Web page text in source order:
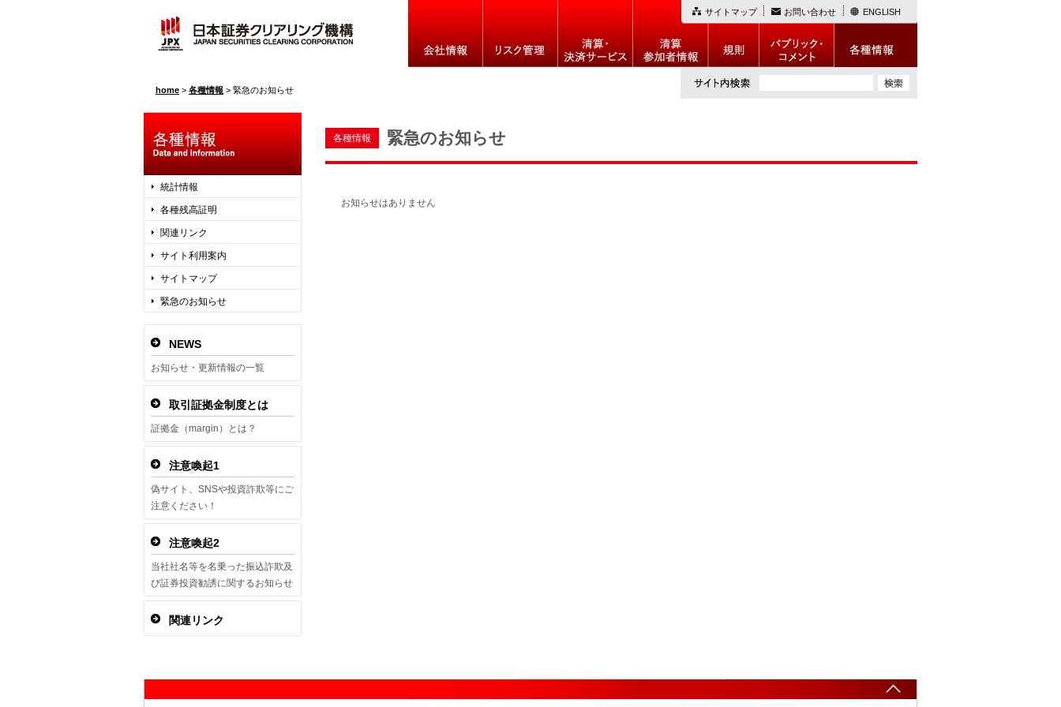
サイトマップ お問い合わせ ENGLISH
home > 各種情報 > 緊急のお知らせ
各種情報 緊急のお知らせ
お知らせはありません
統計情報
各種残高証明
関連リンク
サイト利用案内
サイトマップ
緊急のお知らせ
NEWS
お知らせ・更新情報の一覧
取引証拠金制度とは
証拠金（margin）とは？
注意喚起1
偽サイト、SNSや投資詐欺等にご
注意ください！
注意喚起2
当社社名等を名乗った振込詐欺及
び証券投資勧誘に関するお知らせ
関連リンク